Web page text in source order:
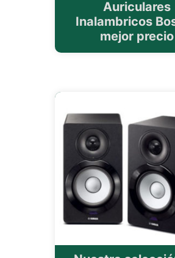
Auriculares
Inalambricos
mejor precio